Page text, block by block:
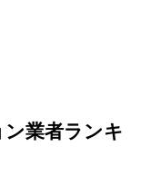
業者ランキ